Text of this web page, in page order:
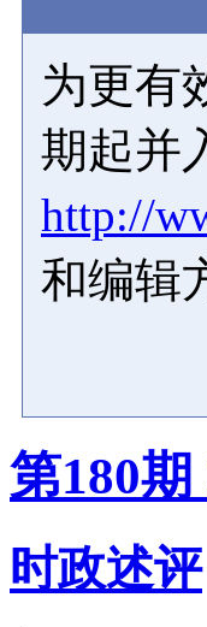
为更有
期起并
http://
和编辑
第180期
时政述评